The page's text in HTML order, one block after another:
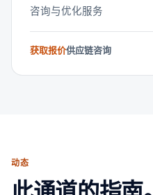
咨询与优化服务
获取报价供应链咨询
动态